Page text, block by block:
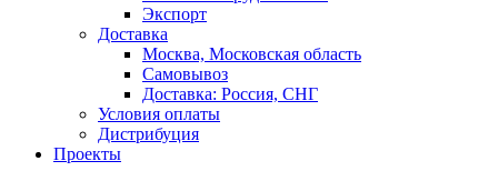
Экспорт
Доставка
Москва, Московская область
Самовывоз
Доставка: Россия, СНГ
Условия оплаты
Дистрибуция
Проекты